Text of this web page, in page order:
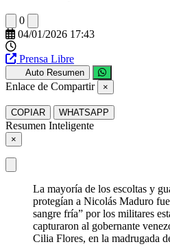
0
04/01/2026 17:43
Prensa Libre
Auto Resumen
Enlace de Compartir ×
COPIAR WHATSAPP
Resumen Inteligente
×
La mayoría de los escoltas y
protegían a Nicolás Maduro
sangre fría” por los militares
capturaron al gobernante
Cilia Flores, en la madrugada